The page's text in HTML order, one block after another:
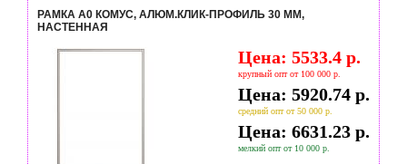
РАМКА А0 КОМУС, АЛЮМ.КЛИК-ПРОФИЛЬ 30 ММ,
НАСТЕННАЯ
Цена: 5533.4 р.
крупный опт от 100 000 р.
Цена: 5920.74 р.
средний опт от 50 000 р.
Цена: 6631.23 р.
мелкий опт от 10 000 р.